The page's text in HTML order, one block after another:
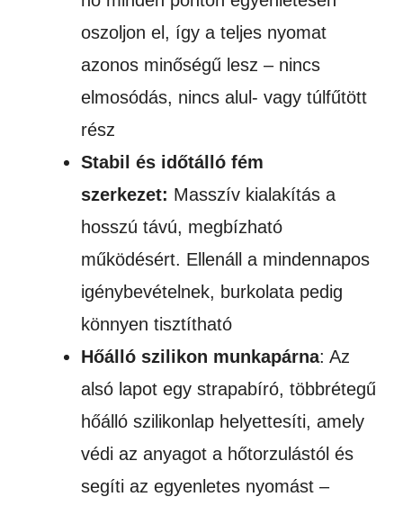
oszoljon el, így a teljes nyomat
azonos minőségű lesz – nincs
elmosódás, nincs alul- vagy túlfűtött
rész
Stabil és időtálló fém
szerkezet: Masszív kialakítás a
hosszú távú, megbízható
működésért. Ellenáll a mindennapos
igénybevételnek, burkolata pedig
könnyen tisztítható
Hőálló szilikon munkapárna: Az
alsó lapot egy strapabíró, többrétegű
hőálló szilikonlap helyettesíti, amely
védi az anyagot a hőtorzulástól és
segíti az egyenletes nyomást –